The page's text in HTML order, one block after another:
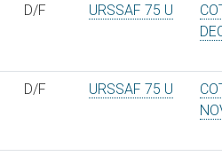
D/F URSSAF 75 U
D/F URSSAF 75 U